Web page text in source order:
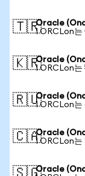
🇹🇷Oracle
1 ORCLon
🇰🇷Oracle
1 ORCLon
🇷🇺Oracle
1 ORCLon
🇨🇦Oracle
1 ORCLon
Oracle